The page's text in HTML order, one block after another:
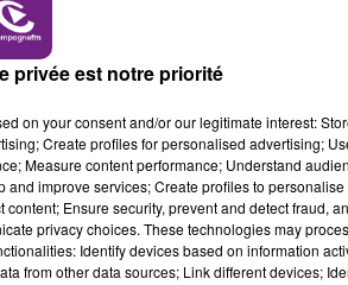
privée est notre priorité
on your consent and/or our legitimate interest:
Create profiles for personalised advertising;
Measure content performance; Understand
improve services; Create profiles to
Ensure security, prevent and detect fraud,
privacy choices. These technologies may
Identify devices based on information
from other data sources; Link different devices;